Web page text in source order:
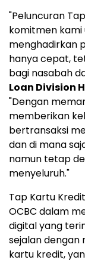
"Peluncuran
komitmen kami
menghadirkan
hanya cepat,
bagi nasabah
Loan Division
"Dengan
memberikan
bertransaksi
dan di mana
namun tetap
menyeluruh."
Tap Kartu
OCBC dalam
digital yang
sejalan dengan
kartu kredit,